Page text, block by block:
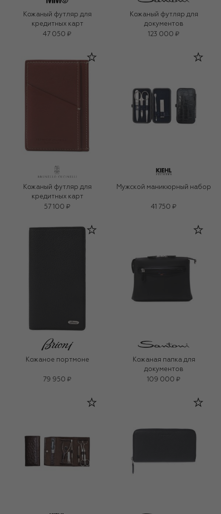
Кожаный футляр для
кредитных карт
47 050 ₽
Кожаный футляр для
документов
123 000 ₽
Кожаный футляр для
кредитных карт
57 100 ₽
Мужской маникюрный набор
41 750 ₽
Кожаное портмоне
79 950 ₽
Кожаная папка для
документов
109 000 ₽